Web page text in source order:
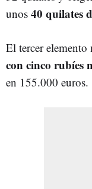
unos 40 quilates
El tercer elemento
con cinco rubíes
en 155.000 euros.